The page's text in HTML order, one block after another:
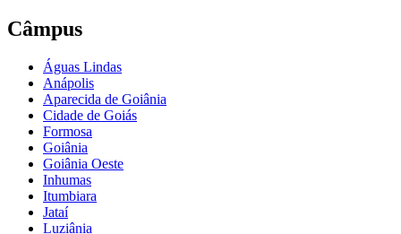
Câmpus
Águas Lindas
Anápolis
Aparecida de Goiânia
Cidade de Goiás
Formosa
Goiânia
Goiânia Oeste
Inhumas
Itumbiara
Jataí
Luziânia